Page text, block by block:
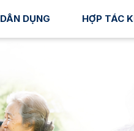
DÂN DỤNG HỢP TÁC